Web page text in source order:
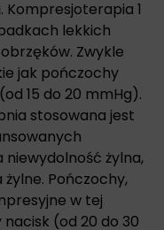
1
lekkich
Zwykle
jak pończochy
15 do 20 mmHg).
stosowana jest
niewydolność żylna,
żylne. Pończochy,
w tej
(od 20 do 30